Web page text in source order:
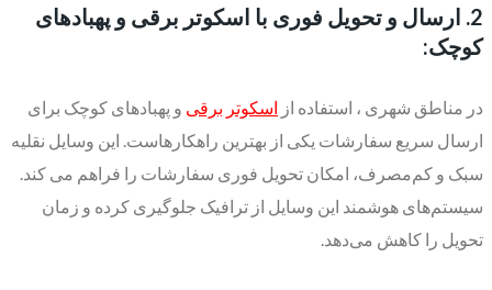
2. ارسال و تحویل فوری با اسکوتر برقی و پهبادهای
کوچک:
در مناطق شهری ، استفاده از اسکوتر برقی و پهبادهای کوچک برای
ارسال سریع سفارشات یکی از بهترین راهکارهاست. این وسایل نقلیه
سبک و کم‌مصرف، امکان تحویل فوری سفارشات را فراهم می کند.
سیستم‌های هوشمند این وسایل از ترافیک جلوگیری کرده و زمان
تحویل را کاهش می‌دهد.